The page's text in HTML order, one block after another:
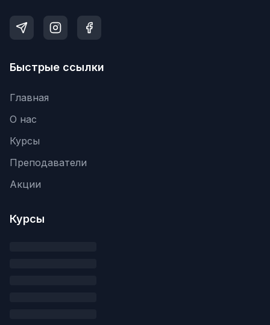
Быстрые ссылки
Главная
О нас
Курсы
Преподаватели
Акции
Курсы